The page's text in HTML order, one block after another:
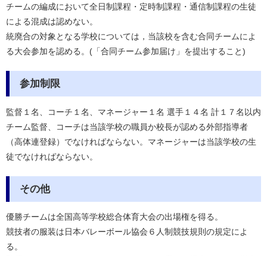
チームの編成において全日制課程・定時制課程・通信制課程の生徒
による混成は認めない。
統廃合の対象となる学校については，当該校を含む合同チームによ
る大会参加を認める。(「合同チーム参加届け」を提出すること)
参加制限
監督１名、コーチ１名、マネージャー１名 選手１４名 計１７名以内
チーム監督、コーチは当該学校の職員か校長が認める外部指導者
（高体連登録）でなければならない。マネージャーは当該学校の生
徒でなければならない。
その他
優勝チームは全国高等学校総合体育大会の出場権を得る。
競技者の服装は日本バレーボール協会６人制競技規則の規定によ
る。